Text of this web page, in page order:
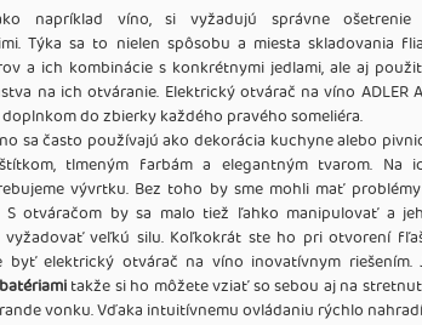
napríklad víno, si vyžadujú správne ošetrenie
Týka sa to nielen spôsobu a miesta skladovania
a ich kombinácie s konkrétnymi jedlami, ale aj
na ich otváranie. Elektrický otvárač na víno ADLER
do zbierky každého pravého someliéra.
sa často používajú ako dekorácia kuchyne alebo
tlmeným farbám a elegantným tvarom. Na
vývrtku. Bez toho by sme mohli mať
S otváračom by sa malo tiež ľahko manipulovať a
veľkú silu. Koľkokrát ste ho pri otvorení
byť elektrický otvárač na víno inovatívnym riešením.
takže si ho môžete vziať so sebou aj na
vonku. Vďaka intuitívnemu ovládaniu rýchlo